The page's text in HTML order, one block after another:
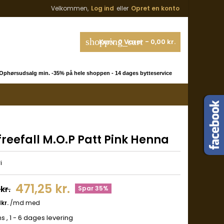
Velkommen, Log ind eller Opret en konto
shopping_cart
Kurv:0 Varer - 0,00 kr.
min. -35% på hele shoppen - 14 dages bytteservice
M.O.P Patt Pink Henna
471,25 kr. Spar 35%
, 1 - 6 dages levering